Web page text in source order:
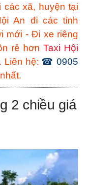
các xã, huyện tại
An đi các tỉnh
mới - Đi xe riêng
rẻ hơn Taxi Hội
Liên hệ: ☎ 0905
2 chiều giá